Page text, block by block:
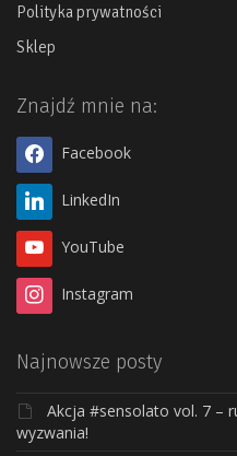
Polityka prywatności
Sklep
Znajdź mnie na:
Facebook
LinkedIn
YouTube
Instagram
Najnowsze posty
Akcja #sensolato vol. 7 –
wyzwania!